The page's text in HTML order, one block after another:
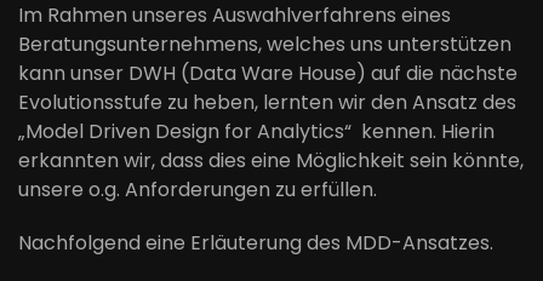
Im Rahmen unseres Auswahlverfahrens eines
Beratungsunternehmens, welches uns unterstützen
kann unser DWH (Data Ware House) auf die nächste
Evolutionsstufe zu heben, lernten wir den Ansatz des
„Model Driven Design for Analytics“ kennen. Hierin
erkannten wir, dass dies eine Möglichkeit sein könnte,
unsere o.g. Anforderungen zu erfüllen.
Nachfolgend eine Erläuterung des MDD-Ansatzes.